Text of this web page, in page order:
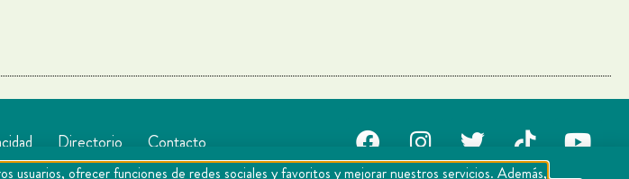
Directorio Contacto
ofrecer funciones de redes sociales y favoritos y mejorar nuestros servicios. Además,